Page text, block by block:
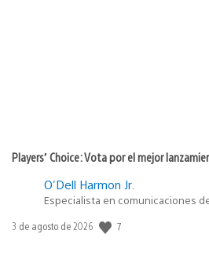
Players’ Choice: Vota por el mejor
O'Dell Harmon Jr.
Especialista en comunicaciones
Fecha
3 de agosto de 2026 7